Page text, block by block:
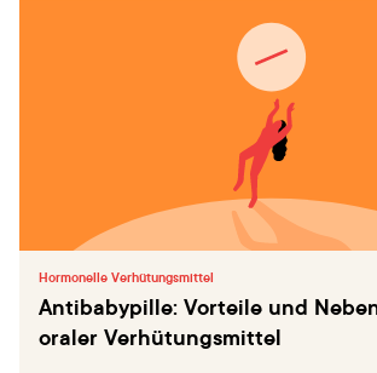
Hormonelle Verhütungsmittel
Antibabypille: Vorteile und
oraler Verhütungsmittel